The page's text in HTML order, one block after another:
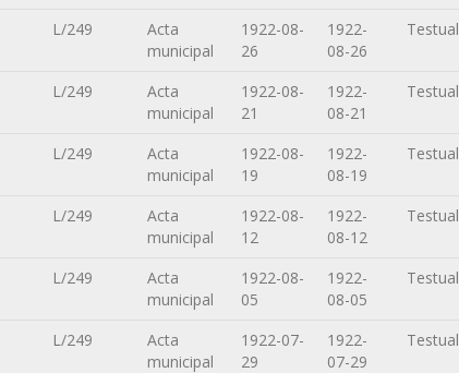
L/249
Acta
municipal
1922-08-
26
1922-
08-26
Testual
L/249
Acta
municipal
1922-08-
21
1922-
08-21
Testual
L/249
Acta
municipal
1922-08-
19
1922-
08-19
Testual
L/249
Acta
municipal
1922-08-
12
1922-
08-12
Testual
L/249
Acta
municipal
1922-08-
05
1922-
08-05
Testual
L/249
Acta
municipal
1922-07-
29
1922-
07-29
Testual